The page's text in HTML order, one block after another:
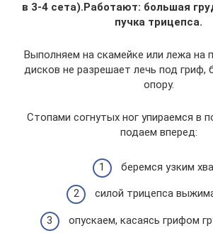
в 3-4 сета).Работают: большая
пучка трицепса.
Выполняем на скамейке или лежа на
дисков не разрешает лечь под гриф,
опору.
Стопами согнутых ног упираемся в
подаем вперед:
беремся узким
силой трицепса
опускаем, касаясь грифом